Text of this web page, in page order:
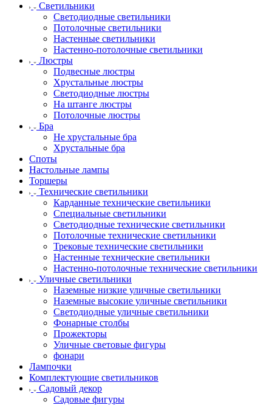
Светильники
Светодиодные светильники
Потолочные светильники
Настенные светильники
Настенно-потолочные светильники
Люстры
Подвесные люстры
Хрустальные люстры
Светодиодные люстры
На штанге люстры
Потолочные люстры
Бра
Не хрустальные бра
Хрустальные бра
Споты
Настольные лампы
Торшеры
Технические светильники
Карданные технические светильники
Специальные светильники
Светодиодные технические светильники
Потолочные технические светильники
Трековые технические светильники
Настенные технические светильники
Настенно-потолочные технические светильники
Уличные светильники
Наземные низкие уличные светильники
Наземные высокие уличные светильники
Светодиодные уличные светильники
Фонарные столбы
Прожекторы
Уличные световые фигуры
фонари
Лампочки
Комплектующие светильников
Садовый декор
Садовые фигуры